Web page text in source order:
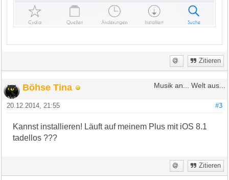
Zitieren
Böhse Tina Musik an... Welt aus...
#3
20.12.2014, 21:55
Kannst installieren! Läuft auf meinem Plus mit iOS 8.1
tadellos ???
Zitieren